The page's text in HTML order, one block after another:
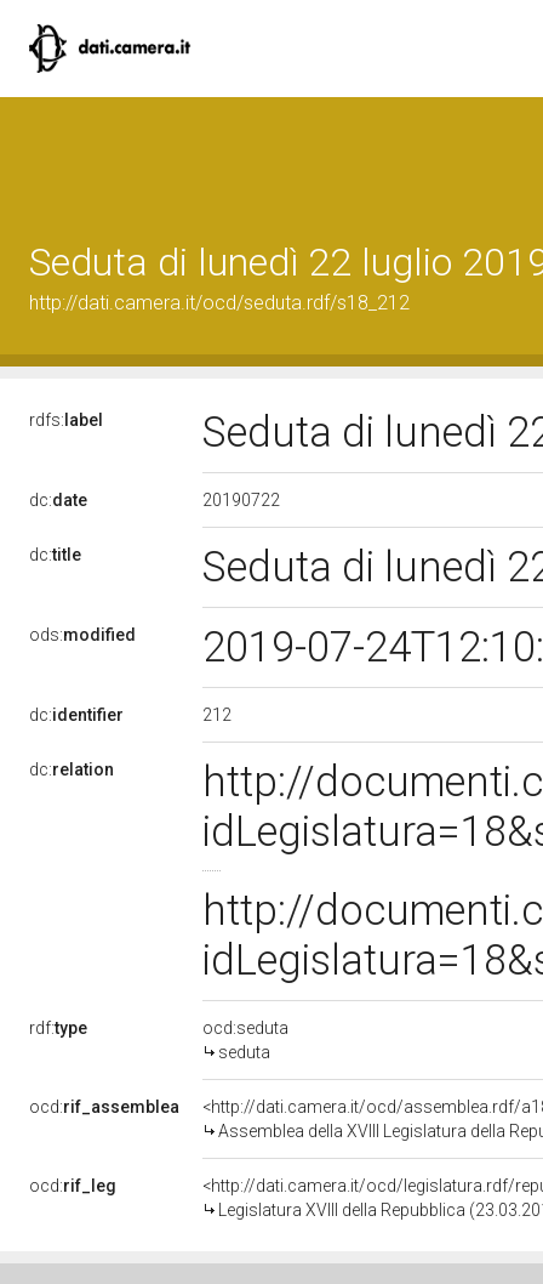
Seduta di lunedì 22 luglio
http://dati.camera.it/ocd/seduta.rdf/s18_212
rdfs: label Seduta di lunedì
dc:date 20190722
dc:title Seduta di lunedì
ods:modified 2019-07-
dc:identifier 212
dc:relation
http://
http://
rdf:type
ocd:seduta
seduta
ocd:rif_assemblea
<http://dati.camera.it/ocd/assemblea.rdf/
Assemblea della XVIII Legislatura della
ocd:rif_leg
<http://dati.camera.it/ocd/legislatura.rdf/
Legislatura XVIII della Repubblica